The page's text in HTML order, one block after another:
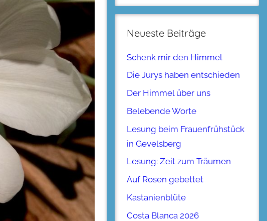
Neueste Beiträge
Schenk mir den Himmel
Die Jurys haben entschieden
Der Himmel über uns
Belebende Worte
Lesung beim Frauenfrühstück
in Gevelsberg
Lesung: Zeit zum Träumen
Auf Rosen gebettet
Kastanienblüte
Costa Blanca 2026